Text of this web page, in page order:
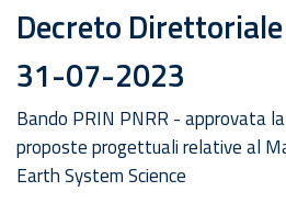
Decreto
31-07-2023
Bando PRIN PNRR - approvata
proposte progettuali relative al
Earth System Science